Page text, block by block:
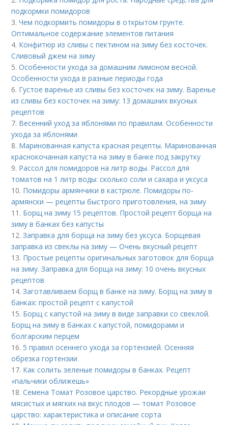
подкормки помидоров
3.Чем подкормить помидоры в открытом грунте.
Оптимальное содержание элементов питания
4. Конфитюр из сливы с пектином на зиму без косточек.
Сливовый джем на зиму
5.Особенности ухода за домашним лимоном весной.
Особенности ухода в разные периоды года
6. Густое варенье из сливы без косточек на зиму. Варенье
из сливы без косточек на зиму: 13 домашних вкусных
рецептов
7. Весенний уход за яблонями по правилам. Особенности
ухода за яблонями
8. Маринованная капуста красная рецепты. Маринованная
краснокочанная капуста на зиму в банке под закрутку
9. Рассол для помидоров на литр воды. Рассол для
томатов на 1 литр воды: сколько соли и сахара и уксуса
10. Помидоры армянчики в кастрюле. Помидоры по-
армянски — рецепты быстрого приготовления, на зиму
11. Борщ на зиму 15 рецептов. Простой рецепт борща на
зиму в банках без капусты
12.Заправка для борща на зиму без уксуса. Борщевая
заправка из свеклы на зиму — Очень вкусный рецепт
13. Простые рецепты оригинальных заготовок для борща
на зиму. Заправка для борща на зиму: 10 очень вкусных
рецептов
14.Заготавливаем борщ в банке на зиму. Борщ на зиму в
банках: простой рецепт с капустой
15. Борщ с капустой на зиму в виде заправки со свеклой.
Борщ на зиму в банках с капустой, помидорами и
болгарским перцем
16. 5 правил осеннего ухода за гортензией. Осенняя
обрезка гортензии
17. Как солить зеленые помидоры в банках. Рецепт
«пальчики оближешь»
18.Семена Томат Розовое царство. Рекордные урожаи
мясистых и мягких на вкус плодов — томат Розовое
царство: характеристика и описание сорта